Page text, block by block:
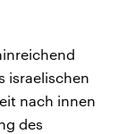
israelischen
nach innen
des